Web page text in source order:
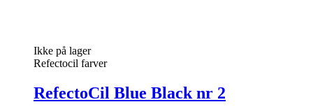
Ikke på lager
Refectocil farver
RefectoCil Blue Black nr 2